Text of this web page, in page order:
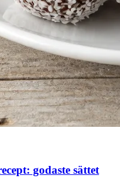
godaste sättet